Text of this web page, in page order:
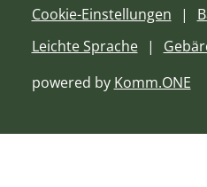
Cookie-Einstellungen
Leichte Sprache
powered by Komm.ONE